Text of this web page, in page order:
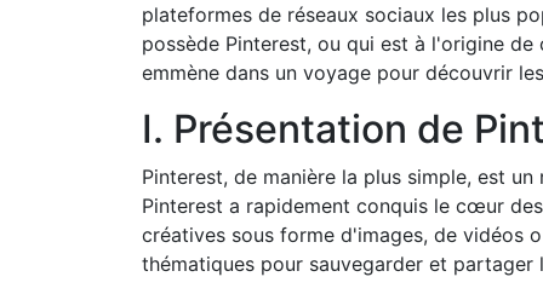
plateformes de réseaux sociaux les plus
possède Pinterest, ou qui est à l'origine
emmène dans un voyage pour découvrir
I. Présentation de
Pinterest, de manière la plus simple, est
Pinterest a rapidement conquis le cœur
créatives sous forme d'images, de vidéos
thématiques pour sauvegarder et partager